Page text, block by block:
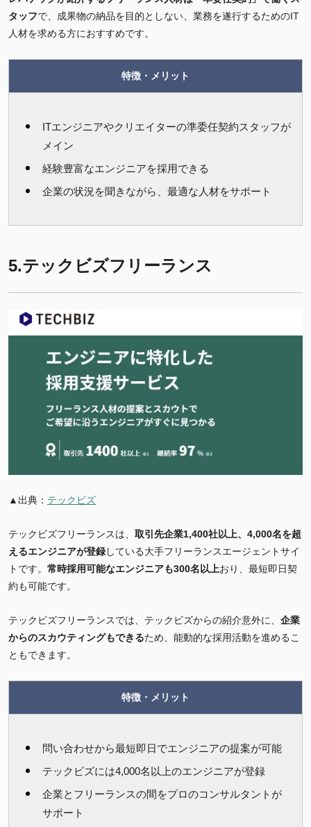
タッフで、成果物の納品を目的としない、業務を遂行するためのIT
人材を求める方におすすめです。
特徴・メリット
ITエンジニアやクリエイターの準委任契約スタッフが
メイン
経験豊富なエンジニアを採用できる
企業の状況を聞きながら、最適な人材をサポート
5.テックビズフリーランス
▲出典： テックビズ
テックビズフリーランスは、 取引先企業1,400社以上、4,000名を超
えるエンジニアが登録している大手フリーランスエージェントサイ
トです。 常時採用可能なエンジニアも300名以上おり、最短即日契
約も可能です。
テックビズフリーランスでは、テックビズからの紹介意外に、 企業
からのスカウティングもできるため、能動的な採用活動を進めるこ
ともできます。
特徴・メリット
問い合わせから最短即日でエンジニアの提案が可能
テックビズには4,000名以上のエンジニアが登録
企業とフリーランスの間をプロのコンサルタントが
サポート